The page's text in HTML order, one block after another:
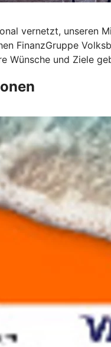
vernetzt,
FinanzGruppe
Wünsche und Ziele